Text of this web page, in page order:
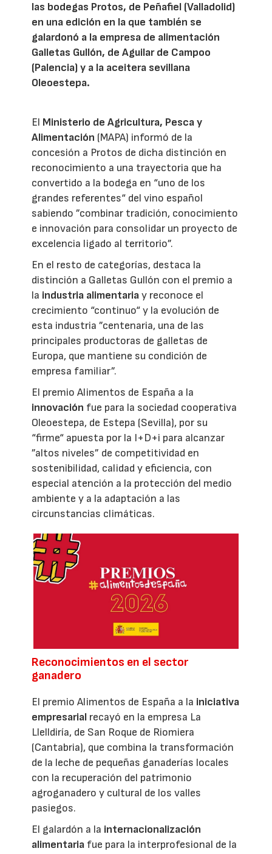
las bodegas Protos, de Peñafiel (Valladolid)
en una edición en la que también se
galardonó a la empresa de alimentación
Galletas Gullón, de Aguilar de Campoo
(Palencia) y a la aceitera sevillana
Oleoestepa.
El Ministerio de Agricultura, Pesca y
Alimentación (MAPA) informó de la
concesión a Protos de dicha distinción en
reconocimiento a una trayectoria que ha
convertido a la bodega en “uno de los
grandes referentes“ del vino español
sabiendo ”combinar tradición, conocimiento
e innovación para consolidar un proyecto de
excelencia ligado al territorio”.
En el resto de categorías, destaca la
distinción a Galletas Gullón con el premio a
la industria alimentariay reconoce el
crecimiento “continuo“ y la evolución de
esta industria ”centenaria, una de las
principales productoras de galletas de
Europa, que mantiene su condición de
empresa familiar”.
El premio Alimentos de España a la
innovación fue para la sociedad cooperativa
Oleoestepa, de Estepa (Sevilla), por su
“firme“ apuesta por la I+D+i para alcanzar
”altos niveles” de competitividad en
sostenibilidad, calidad y eficiencia, con
especial atención a la protección del medio
ambiente y a la adaptación a las
circunstancias climáticas.
Reconocimientos en el sector
ganadero
El premio Alimentos de España a la iniciativa
empresarial recayó en la empresa La
Llelldiría, de San Roque de Riomiera
(Cantabria), que combina la transformación
de la leche de pequeñas ganaderías locales
con la recuperación del patrimonio
agroganadero y cultural de los valles
pasiegos.
El galardón a la internacionalización
alimentaria fue para la interprofesional de la